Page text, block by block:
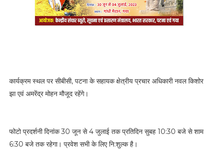
कार्यक्रम स्थल पर सीबीसी, पटना के सहायक क्षेत्रीय प्रचार अधिकारी नवल किशोर
झा एवं अमरेंद्र मोहन मौजूद रहेंगे।
फोटो प्रदर्शनी दिनांक 30 जून से 4 जुलाई तक प्रतिदिन सुबह 10:30 बजे से शाम
6:30 बजे तक रहेगा। प्रवेश सभी के लिए नि:शुल्क है।